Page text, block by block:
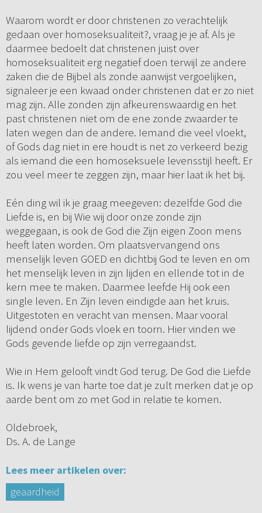
Waarom wordt er door christenen zo verachtelijk
gedaan over homoseksualiteit?, vraag je je af. Als je
daarmee bedoelt dat christenen juist over
homoseksualiteit erg negatief doen terwijl ze andere
zaken die de Bijbel als zonde aanwijst vergoelijken,
signaleer je een kwaad onder christenen dat er zo niet
mag zijn. Alle zonden zijn afkeurenswaardig en het
past christenen niet om de ene zonde zwaarder te
laten wegen dan de andere. Iemand die veel vloekt,
of Gods dag niet in ere houdt is net zo verkeerd bezig
als iemand die een homoseksuele levensstijl heeft. Er
zou veel meer te zeggen zijn, maar hier laat ik het bij.
Eén ding wil ik je graag meegeven: dezelfde God die
Liefde is, en bij Wie wij door onze zonde zijn
weggegaan, is ook de God die Zijn eigen Zoon mens
heeft laten worden. Om plaatsvervangend ons
menselijk leven GOED en dichtbij God te leven en om
het menselijk leven in zijn lijden en ellende tot in de
kern mee te maken. Daarmee leefde Hij ook een
single leven. En Zijn leven eindigde aan het kruis.
Uitgestoten en veracht van mensen. Maar vooral
lijdend onder Gods vloek en toorn. Hier vinden we
Gods gevende liefde op zijn verregaandst.
Wie in Hem gelooft vindt God terug. De God die Liefde
is. Ik wens je van harte toe dat je zult merken dat je op
aarde bent om zo met God in relatie te komen.
Oldebroek,
Ds. A. de Lange
Lees meer artikelen over:
geaardheid